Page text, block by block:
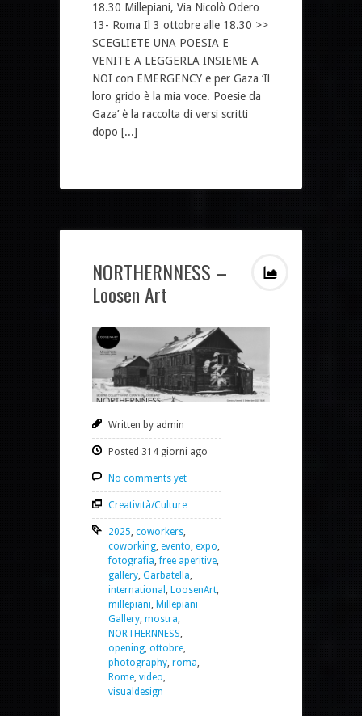
18.30 Millepiani, Via Nicolò Odero
13- Roma Il 3 ottobre alle 18.30 >>
SCEGLIETE UNA POESIA E
VENITE A LEGGERLA INSIEME A
NOI con EMERGENCY e per Gaza ‘Il
loro grido è la mia voce. Poesie da
Gaza’ è la raccolta di versi scritti
dopo [...]
NORTHERNNESS –
Loosen Art
Written by admin
Posted 314 giorni ago
No comments yet
Creatività/Culture
2025, coworkers,
coworking, evento, expo,
fotografia,free aperitive,
gallery, Garbatella,
international , LoosenArt,
millepiani, Millepiani
Gallery, mostra,
NORTHERNNESS,
opening, ottobre,
photography, roma,
Rome, video,
visualdesign